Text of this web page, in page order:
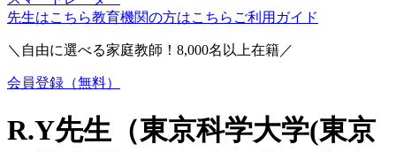
先生はこちら教育機関の方はこちら ご利用ガイド
＼自由に選べる家庭教師！ 8,000名以上在籍／
会員登録（無料）
R.Y先生（東京科学大学(東京